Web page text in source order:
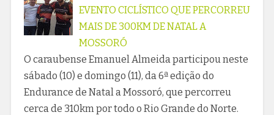
EVENTO CICLÍSTICO QUE PERCORREU
MAIS DE 300KM DE NATAL A
MOSSORÓ
O caraubense Emanuel Almeida participou neste
sábado (10) e domingo (11), da 6ª edição do
Endurance de Natal a Mossoró, que percorreu
cerca de 310km por todo o Rio Grande do Norte.